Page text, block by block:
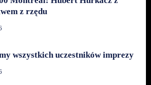
z rzędu
wszystkich uczestników imprezy